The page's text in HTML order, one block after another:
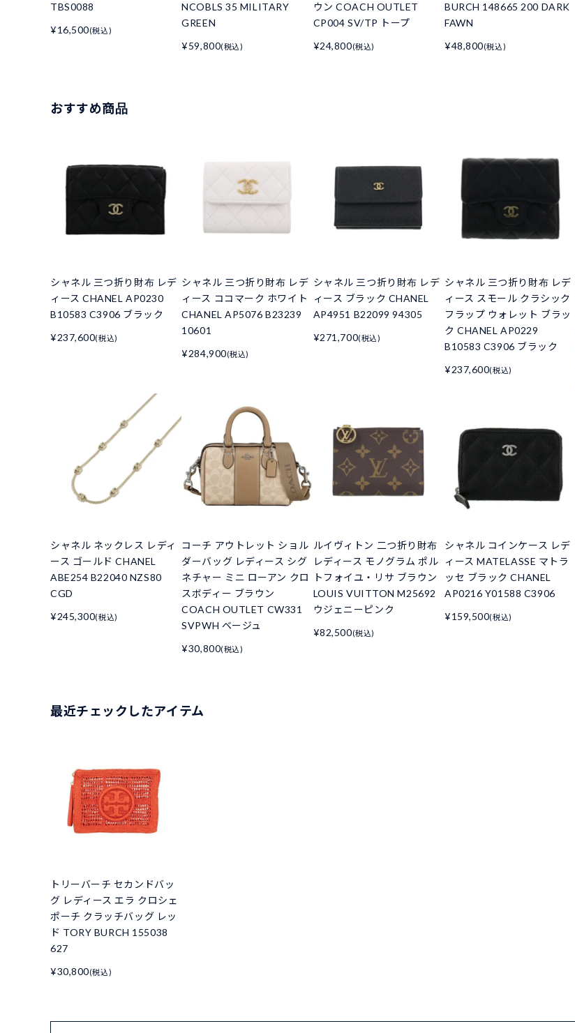
TBS0088
¥16,500(税込)
NCOBLS 35 MILITARY
GREEN
¥59,800(税込)
ウン COACH OUTLET
CP004 SV/TP トープ
¥24,800(税込)
BURCH 148665 200 DARK
FAWN
¥48,800(税込)
おすすめ商品
シャネル 三つ折り財布 レデ
ィース CHANEL AP0230
B10583 C3906 ブラック
¥237,600(税込)
シャネル 三つ折り財布 レデ
ィース ココマーク ホワイト
CHANEL AP5076 B23239
10601
¥284,900(税込)
シャネル 三つ折り財布 レデ
ィース ブラック CHANEL
AP4951 B22099 94305
¥271,700(税込)
シャネル 三つ折り財布 レデ
ィース スモール クラシック
フラップ ウォレット ブラッ
ク CHANEL AP0229
B10583 C3906 ブラック
¥237,600(税込)
シャネル ネックレス レディ
ース ゴールド CHANEL
ABE254 B22040 NZS80
CGD
¥245,300(税込)
コーチ アウトレット ショル
ダーバッグ レディース シグ
ネチャー ミニ ローアン クロ
スボディー ブラウン
COACH OUTLET CW331
SVPWH ベージュ
¥30,800(税込)
ルイヴィトン 二つ折り財布
レディース モノグラム ポル
トフォイユ・リサ ブラウン
LOUIS VUITTON M25692
ウジェニーピンク
¥82,500(税込)
シャネル コインケース レデ
ィース MATELASSE マトラ
ッセ ブラック CHANEL
AP0216 Y01588 C3906
¥159,500(税込)
最近チェックしたアイテム
トリーバーチ セカンドバッ
グ レディース エラ クロシェ
ポーチ クラッチバッグ レッ
ド TORY BURCH 155038
627
¥30,800(税込)